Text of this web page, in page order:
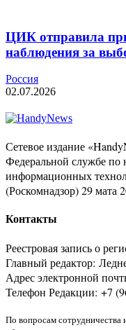
ЦИК отправила
наблюдения за
Россия
02.07.2026
Сетевое издание
Федеральной службе по
информационных
(Роскомнадзор) 29 мата
Контакты
Реестровая запись о
Главный редактор:
Адрес электронной
Телефон Редакции: +7
По вопросам